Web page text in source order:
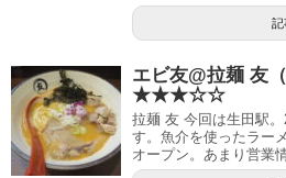
記
エビ友@拉麺 友
★★★☆☆
拉麺 友 今回は生田駅
す。魚介を使ったラー
オープン。あまり営業